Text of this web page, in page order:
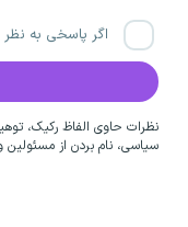
اگر پاسخی به
نظرات حاوی الفاظ رکیک،
سیاسی، نام بردن از مسئولین